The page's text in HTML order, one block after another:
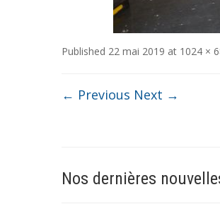
Published 22 mai 2019 at 1024 ×
← Previous Next →
Nos dernières